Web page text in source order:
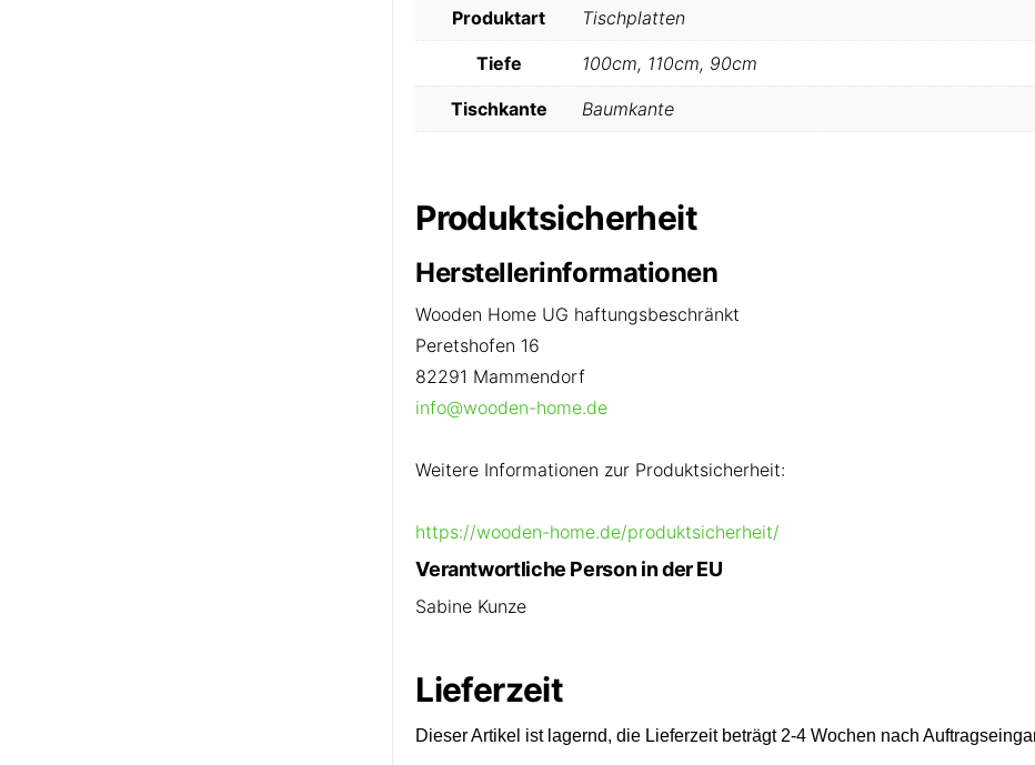
Produktart Tischplatten
Tiefe 100cm, 110cm, 90cm
Tischkante Baumkante
Produktsicherheit
Herstellerinformationen
Wooden Home UG haftungsbeschränkt
Peretshofen 16
82291 Mammendorf
info@wooden-home.de
Weitere Informationen zur Produktsicherheit:
https://wooden-home.de/produktsicherheit/
Verantwortliche Person in der EU
Sabine Kunze
Lieferzeit
Dieser Artikel ist lagernd, die Lieferzeit beträgt 2-4 Wochen nach